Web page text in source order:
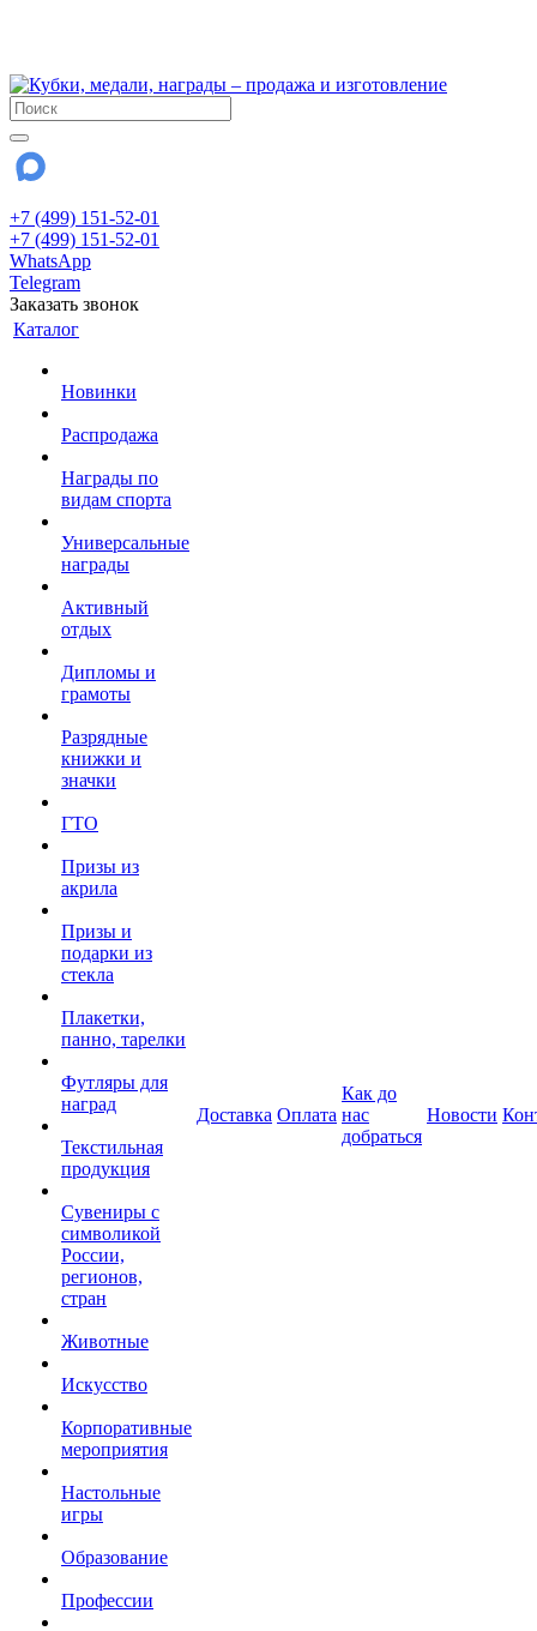
+7 (499) 151-52-01
+7 (499) 151-52-01
WhatsApp
Telegram
Заказать звонок
Каталог
Новинки
Распродажа
Награды по
видам спорта
Универсальные
награды
Активный
отдых
Дипломы и
грамоты
Разрядные
книжки и
значки
ГТО
Призы из
акрила
Призы и
подарки из
стекла
Плакетки,
панно, тарелки
Футляры для
наград
Текстильная
продукция
Сувениры с
символикой
России,
регионов,
стран
Животные
Искусство
Корпоративные
мероприятия
Настольные
игры
Образование
Профессии
Доставка Оплата
Как до
нас
добраться
Новости